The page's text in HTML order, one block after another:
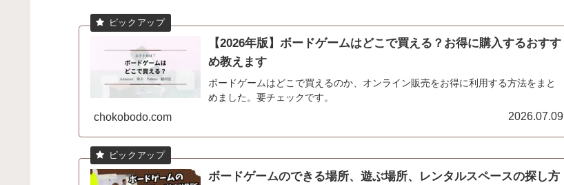
【2026年版】ボードゲームはどこで買える？お得に購入するおすす
め教えます
ボードゲームはどこで買えるのか、オンライン販売をお得に利用する方法をまと
めました。要チェックです。
chokobodo.com 2026.07.09
ボードゲームのできる場所、遊ぶ場所、レンタルスペースの探し方